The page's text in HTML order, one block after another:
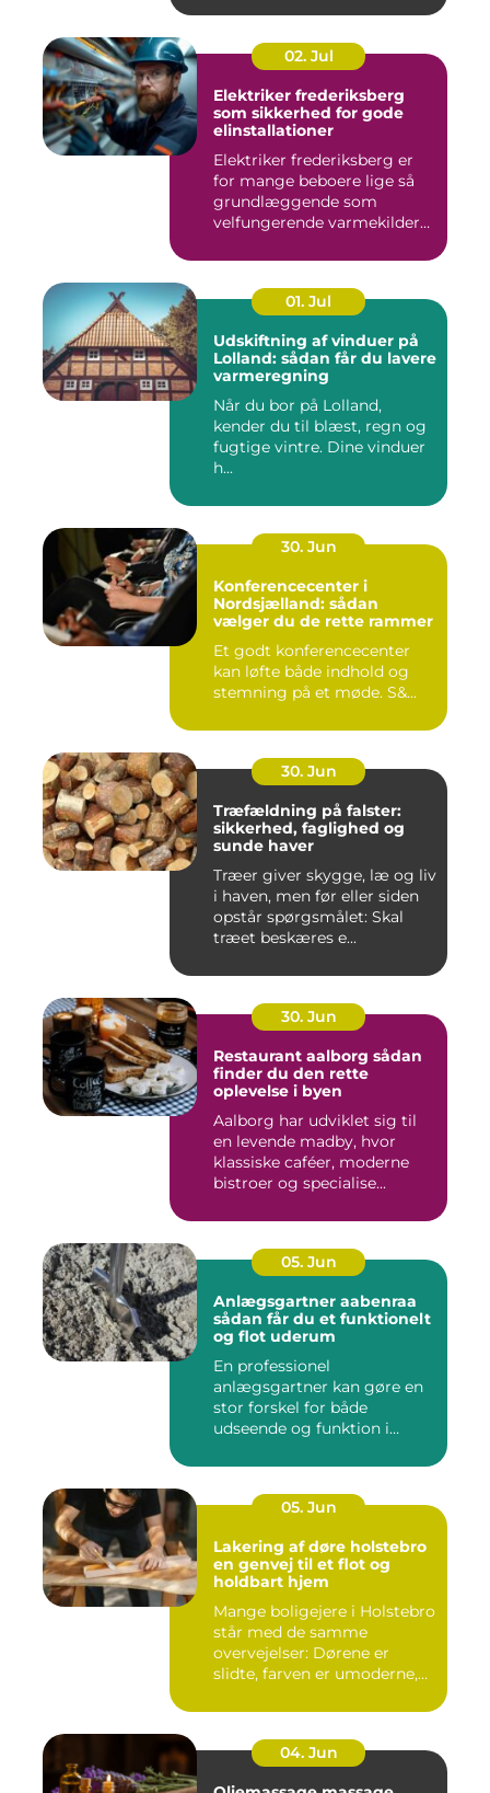
02. Jul
Elektriker frederiksberg
som sikkerhed for gode
elinstallationer
Elektriker frederiksberg er
for mange beboere lige så
grundlæggende som
velfungerende varmekilder
01. Jul
Udskiftning af vinduer på
Lolland: sådan får du lavere
varmeregning
Når du bor på Lolland,
kender du til blæst, regn og
fugtige vintre. Dine vinduer
h...
30. Jun
Konferencecenter i
Nordsjælland: sådan
vælger du de rette rammer
Et godt konferencecenter
kan løfte både indhold og
stemning på et møde. S&...
30. Jun
Træfældning på falster:
sikkerhed, faglighed og
sunde haver
Træer giver skygge, læ og liv
i haven, men før eller siden
opstår spørgsmålet: Skal
træet beskæres e...
30. Jun
Restaurant aalborg sådan
finder du den rette
oplevelse i byen
Aalborg har udviklet sig til
en levende madby, hvor
klassiske caféer, moderne
bistroer og specialise...
05. Jun
Anlægsgartner aabenraa
sådan får du et funktionelt
og flot uderum
En professionel
anlægsgartner kan gøre en
stor forskel for både
udseende og funktion i
05. Jun
Lakering af døre holstebro
en genvej til et flot og
holdbart hjem
Mange boligejere i Holstebro
står med de samme
overvejelser: Dørene er
slidte, farven er umoderne,
04. Jun